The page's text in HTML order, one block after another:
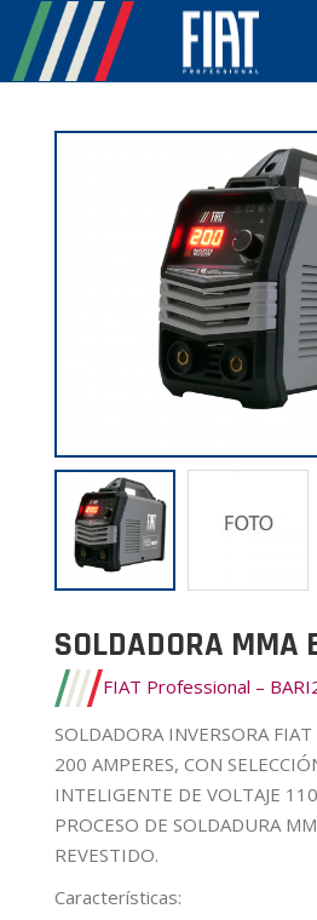
SOLDADORA MMA
FIAT Professional –
SOLDADORA INVERSORA
200 AMPERES, CON
INTELIGENTE DE VOLTAJE
PROCESO DE SOLDADURA
REVESTIDO.
Características: